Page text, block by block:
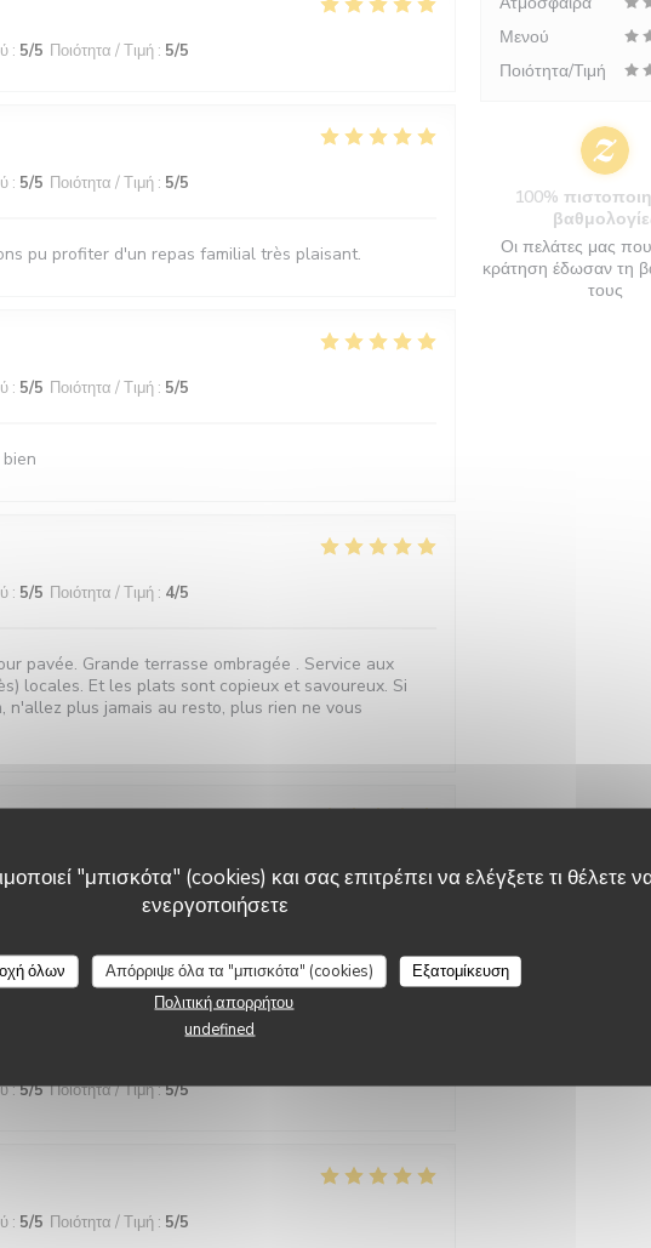
"μπισκότα" (cookies) και σας επιτρέπει να ελέγξετε τι θέλετε
ενεργοποιήσετε
όλων Απόρριψε όλα τα "μπισκότα" (cookies)
Εξατομίκευση
Πολιτική απορρήτου
undefined
: 5/5 Ποιότητα / Τιμή : 5/5
: 5/5 Ποιότητα / Τιμή : 5/5
pu profiter d'un repas familial très plaisant.
: 5/5 Ποιότητα / Τιμή : 5/5
: 5/5 Ποιότητα / Τιμή : 4/5
pavée. Grande terrasse ombragée . Service aux
locales. Et les plats sont copieux et savoureux. Si
n'allez plus jamais au resto, plus rien ne vous
Ποιότητα / Τιμή 5/5
un régal Bref Vivement la prochaine!
:5/5 Ποιότητα / Τιμή:5/5
: 5/5 Ποιότητα / Τιμή : 5/5
Μενού
Ποιότητα/Τιμή
100%
Οι πελάτες μας
κράτηση έδωσαν τη
τους